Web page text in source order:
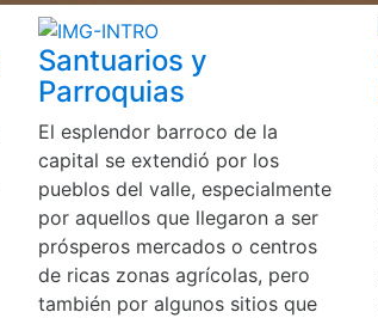
Santuarios y
Parroquias
El esplendor barroco de la
capital se extendió por los
pueblos del valle, especialmente
por aquellos que llegaron a ser
prósperos mercados o centros
de ricas zonas agrícolas, pero
también por algunos sitios que